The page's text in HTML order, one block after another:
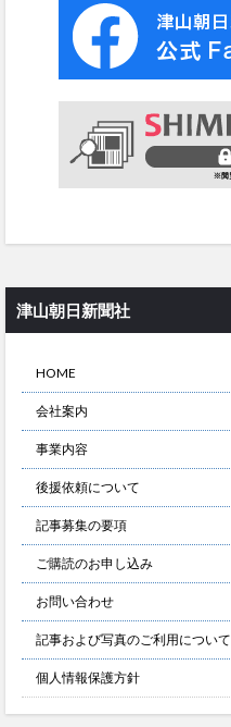
津山朝日新聞社
HOME
会社案内
事業内容
後援依頼について
記事募集の要項
ご購読のお申し込み
お問い合わせ
記事および写真のご利用について
個人情報保護方針